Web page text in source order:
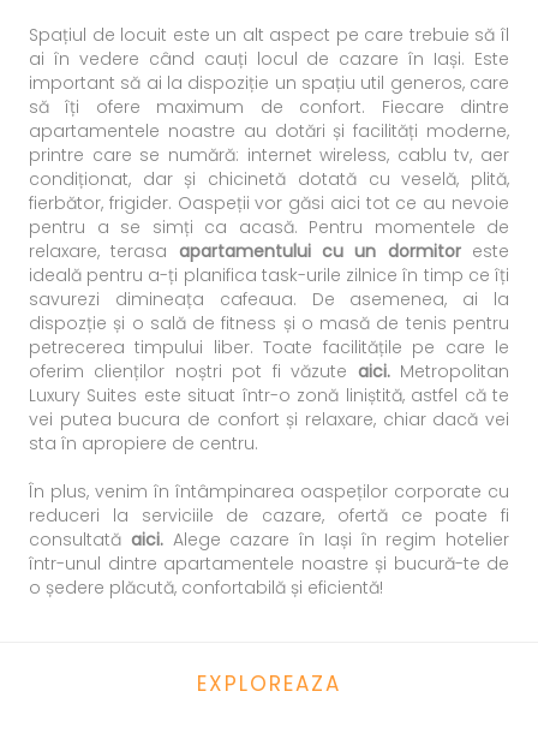
Spațiul de locuit este un alt aspect pe care trebuie să îl
ai în vedere când cauți locul de cazare în Iași. Este
important să ai la dispoziție un spațiu util generos, care
să îți ofere maximum de confort. Fiecare dintre
apartamentele noastre au dotări și facilități moderne,
printre care se numără: internet wireless, cablu tv, aer
condiționat, dar și chicinetă dotată cu veselă, plită,
fierbător, frigider. Oaspeții vor găsi aici tot ce au nevoie
pentru a se simți ca acasă. Pentru momentele de
relaxare, terasa apartamentului cu un dormitoreste
ideală pentru a-ți planifica task-urile zilnice în timp ce îți
savurezi dimineața cafeaua. De asemenea, ai la
dispozție și o sală de fitness și o masă de tenis pentru
petrecerea timpului liber. Toate facilitățile pe care le
oferim clienților noștri pot fi văzute aici. Metropolitan
Luxury Suites este situat într-o zonă liniștită, astfel că te
vei putea bucura de confort și relaxare, chiar dacă vei
sta în apropiere de centru.
În plus, venim în întâmpinarea oaspeților corporate cu
reduceri la serviciile de cazare, ofertă ce poate fi
consultată aici. Alege cazare în Iași în regim hotelier
într-unul dintre apartamentele noastre și bucură-te de
o ședere plăcută, confortabilă și eficientă!
EXPLOREAZA